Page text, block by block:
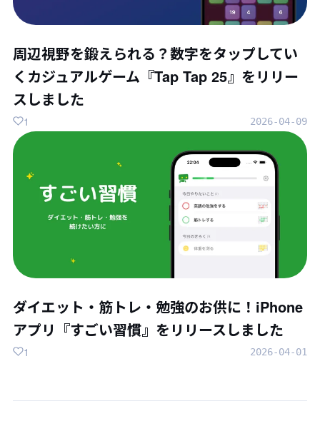
周辺視野を鍛えられる？数字をタップしてい
くカジュアルゲーム『Tap Tap 25』をリリー
スしました
2026-04-09
1
ダイエット・筋トレ・勉強のお供に！iPhone
アプリ『すごい習慣』をリリースしました
2026-04-01
1